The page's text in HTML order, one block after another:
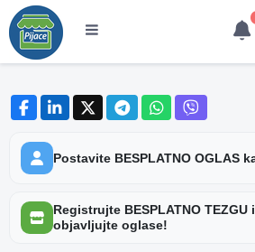
Postavite BESPLATNO OGLAS
Registrujte BESPLATNO TEZGU i
objavljujte oglase!